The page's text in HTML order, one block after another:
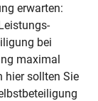
erwarten:
bei
maximal
hier sollten Sie